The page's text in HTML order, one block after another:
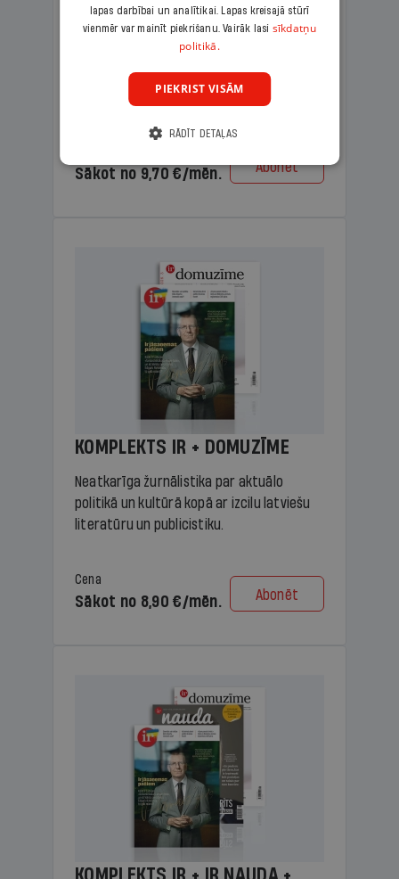
KOMPLEKTS IR + LASIS
Ģimenes komplekts – aizraujošs
lasāmžurnāls bērniem un analītiska
lasāmviela vecākiem.
Sākot no 9,70 €/mēn. Abonēt
KOMPLEKTS IR + DOMUZĪME
Neatkarīga žurnālistika par aktuālo
politikā un kultūrā kopā ar izcilu latviešu
literatūru un publicistiku.
Cena
Sākot no 8,90 €/mēn. Abonēt
lapas darbībai un analītikai. Lapas kreisajā stūrī
vienmēr var mainīt piekrišanu. Vairāk lasi sīkdatņu
politikā.
PIEKRIST VISĀM
RĀDĪT DETAĻAS